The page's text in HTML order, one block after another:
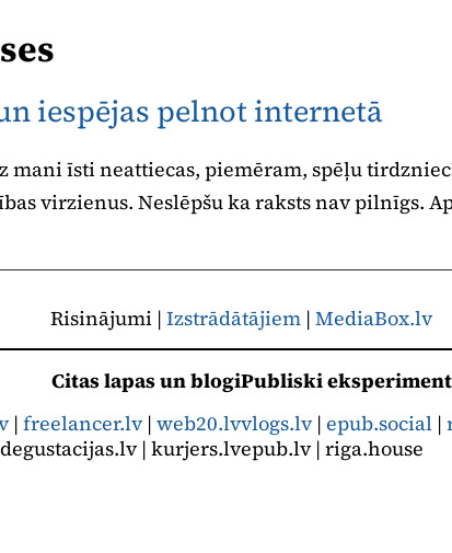
iespējas pelnot internetā
mani īsti neattiecas, piemēram, spēļu
virzienus. Neslēpšu ka raksts nav pilnīgs.
Risinājumi | Izstrādātājiem| MediaBox.lv
Citas lapas un blogi
| freelancer.lv | web20.lv
| kurjers.lv
Publiski
vlogs.lv | epub.social |
epub.lv | riga.house